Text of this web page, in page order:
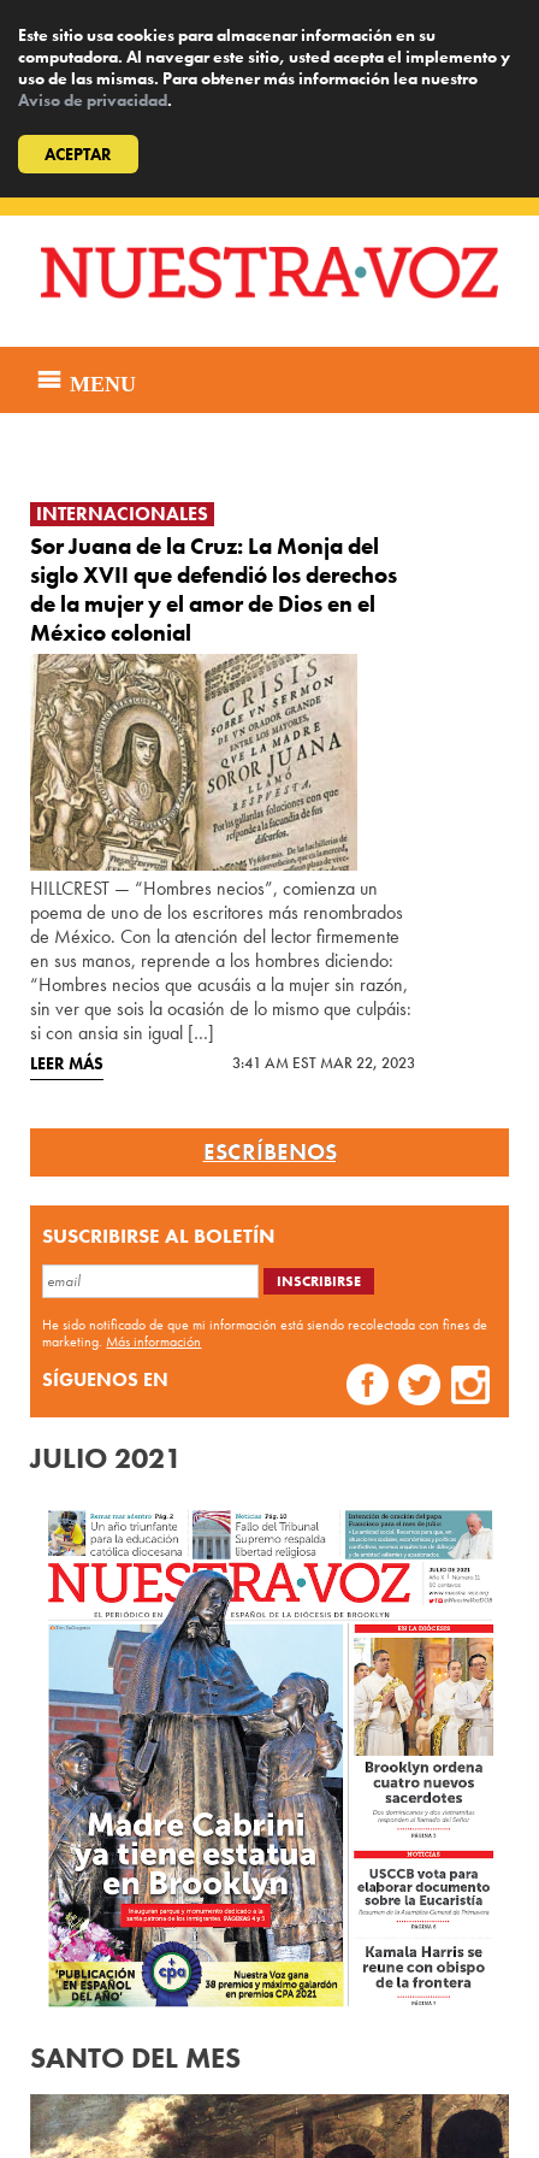
Este sitio usa cookies para almacenar información en su
computadora. Al navegar este sitio, usted acepta el implemento y
uso de las mismas. Para obtener más información lea nuestro
Aviso de privacidad.
ACEPTAR
content
MENU
INTERNACIONALES
Sor Juana de la Cruz: La Monja del
siglo XVII que defendió los derechos
de la mujer y el amor de Dios en el
México colonial
HILLCREST — “Hombres necios”, comienza un
poema de uno de los escritores más renombrados
de México. Con la atención del lector firmemente
en sus manos, reprende a los hombres diciendo:
“Hombres necios que acusáis a la mujer sin razón,
sin ver que sois la ocasión de lo mismo que culpáis:
si con ansia sin igual […]
LEER MÁS 3:41 AM EST MAR 22, 2023
ESCRÍBENOS
SUSCRIBIRSE AL BOLETÍN
He sido notificado de que mi información está siendo recolectada con fines de
marketing.Más información
SÍGUENOS EN
JULIO 2021
SANTO DEL MES